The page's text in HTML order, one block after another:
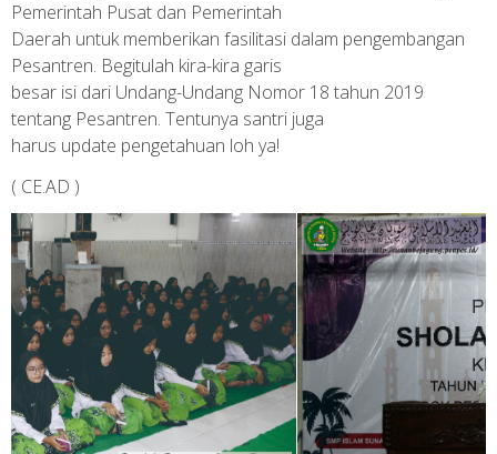
Pemerintah Pusat dan Pemerintah
Daerah untuk memberikan fasilitasi dalam pengembangan
Pesantren. Begitulah kira-kira garis
besar isi dari Undang-Undang Nomor 18 tahun 2019
tentang Pesantren. Tentunya santri juga
harus update pengetahuan loh ya!
( CE.AD )